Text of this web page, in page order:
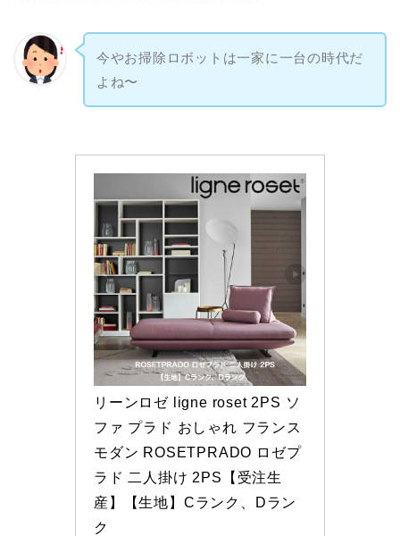
今やお掃除ロボットは一家に一台の時代だ
よね〜
リーンロゼ ligne roset 2PS ソ
ファ プラド おしゃれ フランス
モダン ROSETPRADO ロゼプ
ラド 二人掛け 2PS【受注生
産】【生地】Cランク、Dラン
ク